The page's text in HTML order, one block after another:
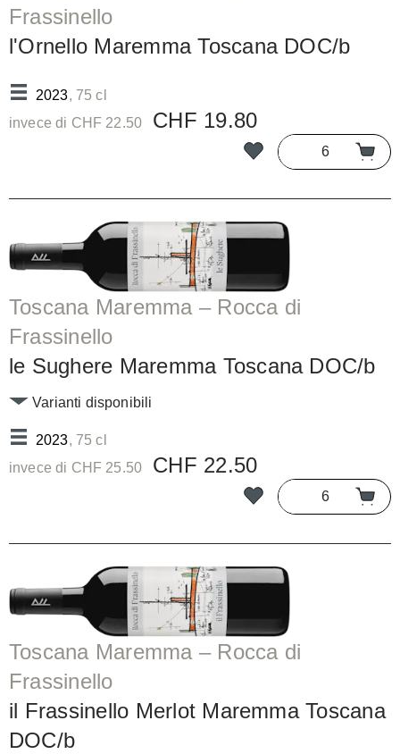
Frassinello
l'Ornello Maremma Toscana DOC/b
2023, 75 cl
invece di CHF 22.50
CHF 19.80
Toscana Maremma – Rocca di
Frassinello
le Sughere Maremma Toscana DOC/b
2023, 75 cl
Varianti disponibili
invece di CHF 25.50 CHF 22.50
Toscana Maremma – Rocca di
Frassinello
il Frassinello Merlot Maremma Toscana
DOC/b